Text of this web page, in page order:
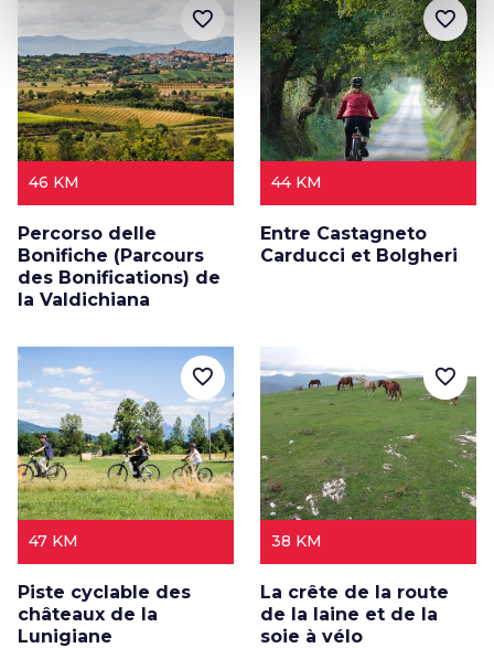
46 KM
Percorso delle
Bonifiche (Parcours
des Bonifications) de
la Valdichiana
favorite_border
44 KM
Entre Castagneto
Carducci et Bolgheri
favorite_border
47 KM
Piste cyclable des
châteaux de la
Lunigiane
favorite_border
38 KM
La crête de la route
de la laine et de la
soie à vélo
favorite_border